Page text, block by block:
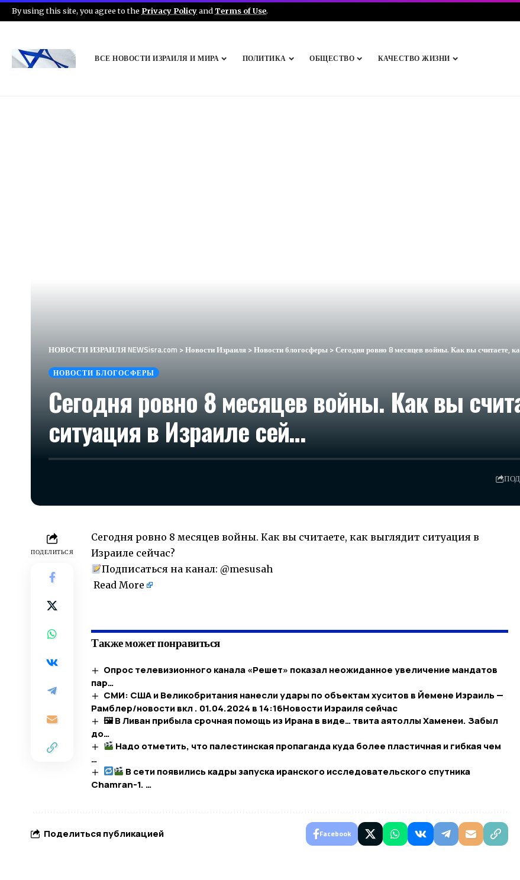
By using this site, you agree to the Privacy Policyand Terms of Use.
ВСЕ НОВОСТИ ИЗРАИЛЯ И МИРА ПОЛИТИКА ОБЩЕСТВО КАЧЕСТВО ЖИЗНИ
НОВОСТИ ИЗРАИЛЯ NEWSisra.com >Новости Израиля >Новости блогосферы >Сегодня ровно 8 месяцев войны. Как вы считаете,
НОВОСТИ БЛОГОСФЕРЫ
Сегодня ровно 8 месяцев войны. Как вы
ситуация в Израиле сей…
ПОДЕЛИТЬСЯ
Сегодня ровно 8 месяцев войны. Как вы считаете, как выглядит ситуация в
Израиле сейчас?
Подписаться на канал: @mesusah
Read More
Также может понравиться
Опрос телевизионного канала «Решет» показал неожиданное увеличение мандатов
пар…
СМИ: США и Великобритания нанесли удары по объектам хуситов в Йемене Израиль —
Рамблер/новости вкл . 01.04.2024 в 14:16​Новости Израиля сейчас
🖼 В Ливан прибыла срочная помощь из Ирана в виде… твита аятоллы Хаменеи. Забыл
до…
Надо отметить, что палестинская пропаганда куда более пластичная и гибкая чем
…
В сети появились кадры запуска иранского исследовательского спутника
Chamran-1. …
Поделиться публикацией Facebook